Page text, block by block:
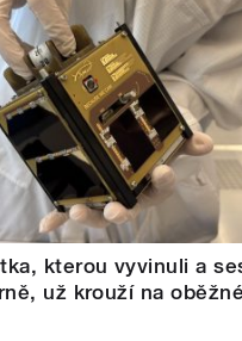
kterou vyvinuli a
už krouží na